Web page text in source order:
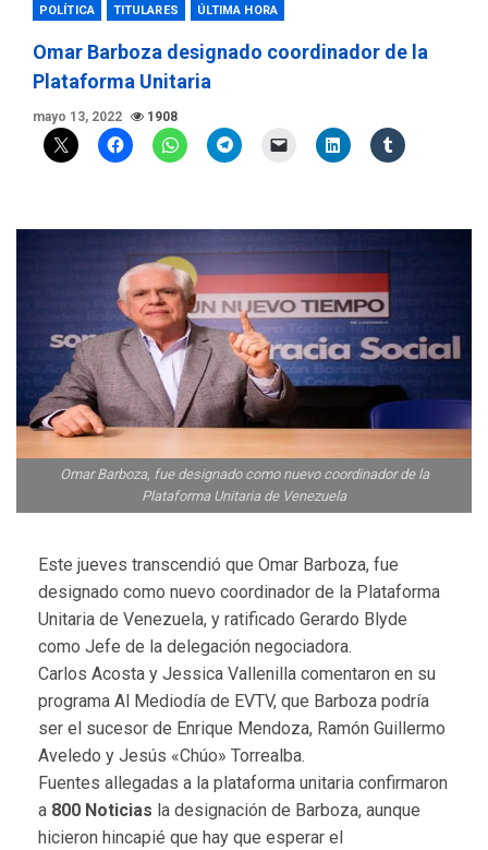
POLÍTICA TITULARES ÚLTIMA HORA
Omar Barboza designado coordinador de la
Plataforma Unitaria
mayo 13, 2022 1908
Omar Barboza, fue designado como nuevo coordinador de la
Plataforma Unitaria de Venezuela
Este jueves transcendió que Omar Barboza, fue
designado como nuevo coordinador de la Plataforma
Unitaria de Venezuela, y ratificado Gerardo Blyde
como Jefe de la delegación negociadora.
Carlos Acosta y Jessica Vallenilla comentaron en su
programa Al Mediodía de EVTV, que Barboza podría
ser el sucesor de Enrique Mendoza, Ramón Guillermo
Aveledo y Jesús «Chúo» Torrealba.
Fuentes allegadas a la plataforma unitaria confirmaron
a 800 Noticias la designación de Barboza, aunque
hicieron hincapié que hay que esperar el